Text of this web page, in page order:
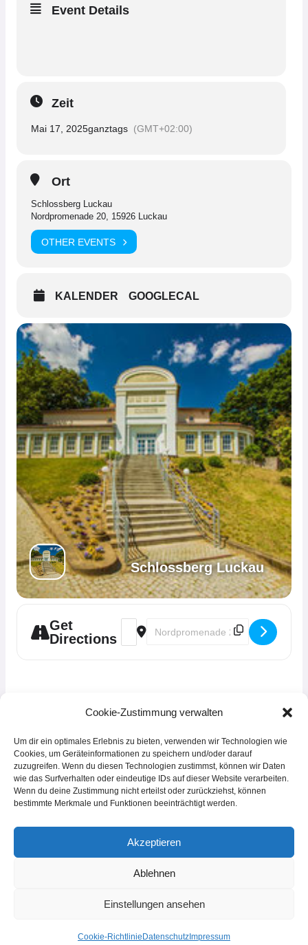
Cookie-Zustimmung verwalten
Um dir ein optimales Erlebnis zu bieten, verwenden wir Technologien wie
Cookies, um Geräteinformationen zu speichern und/oder darauf
zuzugreifen. Wenn du diesen Technologien zustimmst, können wir Daten
wie das Surfverhalten oder eindeutige IDs auf dieser Website verarbeiten.
Wenn du deine Zustimmung nicht erteilst oder zurückziehst, können
bestimmte Merkmale und Funktionen beeinträchtigt werden.
Akzeptieren
Ablehnen
Einstellungen ansehen
Cookie-Richtlinie Datenschutz Impressum
Event Details
Zeit
Mai 17, 2025ganztags (GMT+02:00)
Ort
Schlossberg Luckau
Nordpromenade 20, 15926 Luckau
OTHER EVENTS
KALENDER GOOGLECAL
Schlossberg Luckau
Get
Directions
Address - Jugendweihen - Gymnasium
Destination Address -
© 2026 Tanz- und Musicalschule Luckau e.V. | Powered by
Home
Datenschutz